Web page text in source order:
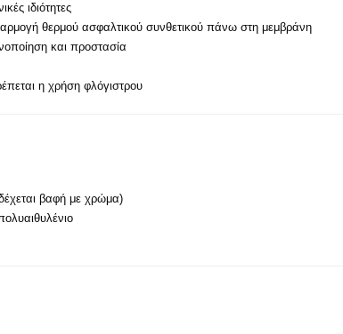
ιδιότητες
θερμού ασφαλτικού συνθετικού πάνω στη μεμβράνη
και προστασία
η χρήση φλόγιστρου
βαφή με χρώμα)